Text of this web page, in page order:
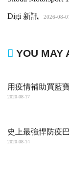
Digi 新訊 2026-08-
YOU MAY
用疫情補助買藍
2020-08-17
史上最強悍防疫
2020-08-14